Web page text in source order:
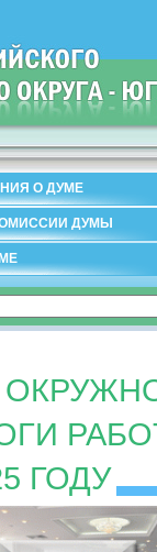
О ДУМЕ
ДУМЫ
ГОДУ